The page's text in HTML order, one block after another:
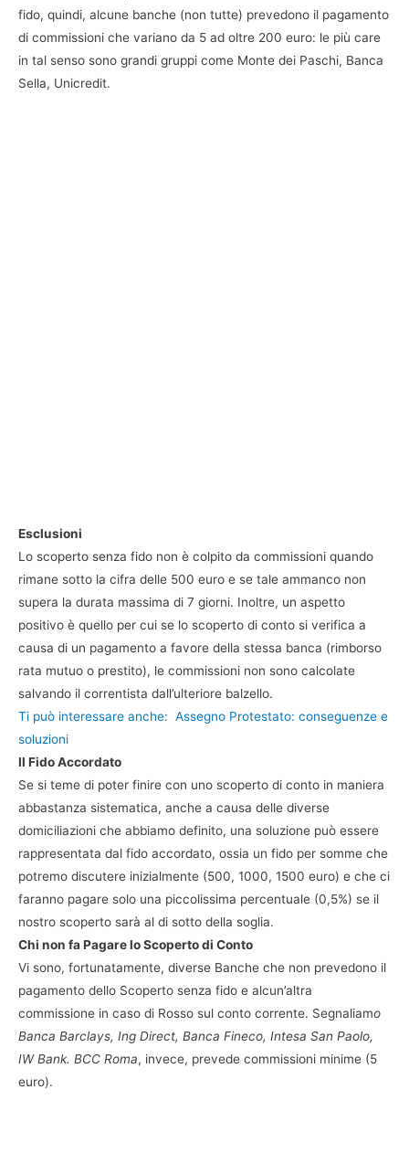
fido, quindi, alcune banche (non tutte) prevedono il pagamento
di commissioni che variano da 5 ad oltre 200 euro: le più care
in tal senso sono grandi gruppi come Monte dei Paschi, Banca
Sella, Unicredit.
Esclusioni
Lo scoperto senza fido non è colpito da commissioni quando
rimane sotto la cifra delle 500 euro e se tale ammanco non
supera la durata massima di 7 giorni. Inoltre, un aspetto
positivo è quello per cui se lo scoperto di conto si verifica a
causa di un pagamento a favore della stessa banca (rimborso
rata mutuo o prestito), le commissioni non sono calcolate
salvando il correntista dall’ulteriore balzello.
Ti può interessare anche: Assegno Protestato: conseguenze e
soluzioni
Il Fido Accordato
Se si teme di poter finire con uno scoperto di conto in maniera
abbastanza sistematica, anche a causa delle diverse
domiciliazioni che abbiamo definito, una soluzione può essere
rappresentata dal fido accordato, ossia un fido per somme che
potremo discutere inizialmente (500, 1000, 1500 euro) e che ci
faranno pagare solo una piccolissima percentuale (0,5%) se il
nostro scoperto sarà al di sotto della soglia.
Chi non fa Pagare lo Scoperto di Conto
Vi sono, fortunatamente, diverse Banche che non prevedono il
pagamento dello Scoperto senza fido e alcun’altra
commissione in caso di Rosso sul conto corrente. Segnaliamo
Banca Barclays, Ing Direct, Banca Fineco, Intesa San Paolo,
IW Bank. BCC Roma, invece, prevede commissioni minime (5
euro).